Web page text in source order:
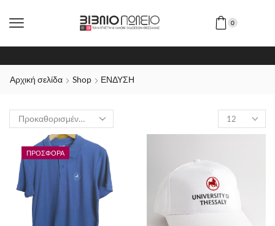
0
Αρχική σελίδα Shop ΕΝΔΥΣΗ
ΠΡΟΣΦΟΡΆ